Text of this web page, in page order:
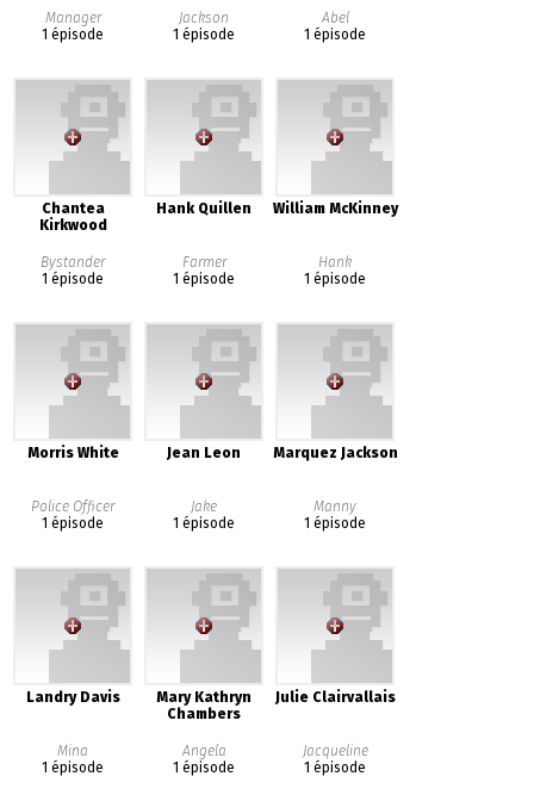
Manager
1 épisode
Jackson
1 épisode
Abel
1 épisode
Chantea
Kirkwood
Bystander
1 épisode
Hank Quillen
Farmer
1 épisode
William McKinney
Hank
1 épisode
Morris White
Police Officer
1 épisode
Jean Leon
Jake
1 épisode
Marquez Jackson
Manny
1 épisode
Landry Davis
Mina
1 épisode
Mary Kathryn
Chambers
Angela
1 épisode
Julie Clairvallais
Jacqueline
1 épisode